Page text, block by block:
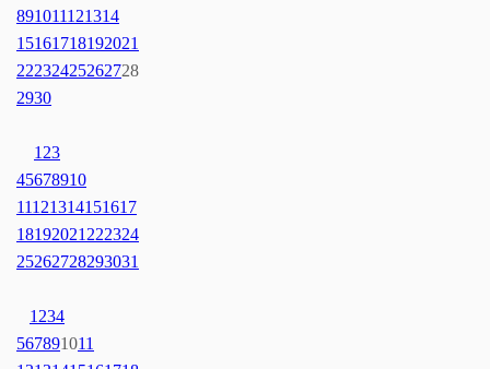
891011121314
15161718192021
22232425262728
2930
1 23
45678910
11121314151617
18192021 222324
25262728293031
1 234
567891011